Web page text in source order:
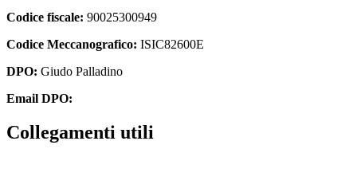
Codice fiscale: 90025300949
Codice Meccanografico: ISIC82600E
DPO: Giudo Palladino
Email DPO:
Collegamenti utili